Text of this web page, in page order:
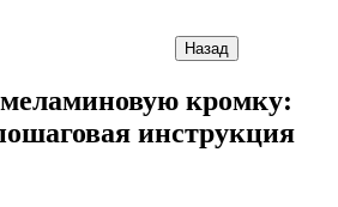
Назад
кромку:
инструкция